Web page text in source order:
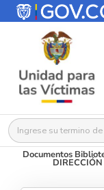
Buscar:
Documentos